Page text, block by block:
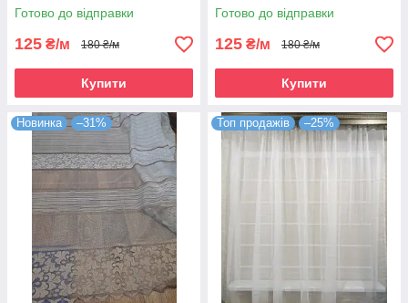
Готово до відправки
125 ₴/м 180 ₴/м
Купити
Готово до відправки
125 ₴/м 180 ₴/м
Купити
Новинка –31% Топ продажів –25%